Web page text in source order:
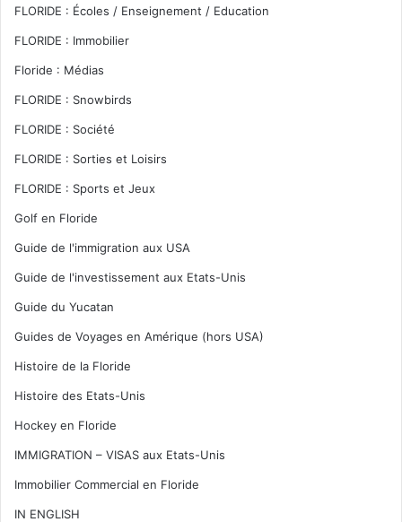
FLORIDE : Écoles / Enseignement / Education
FLORIDE : Immobilier
Floride : Médias
FLORIDE : Snowbirds
FLORIDE : Société
FLORIDE : Sorties et Loisirs
FLORIDE : Sports et Jeux
Golf en Floride
Guide de l'immigration aux USA
Guide de l'investissement aux Etats-Unis
Guide du Yucatan
Guides de Voyages en Amérique (hors USA)
Histoire de la Floride
Histoire des Etats-Unis
Hockey en Floride
IMMIGRATION – VISAS aux Etats-Unis
Immobilier Commercial en Floride
IN ENGLISH